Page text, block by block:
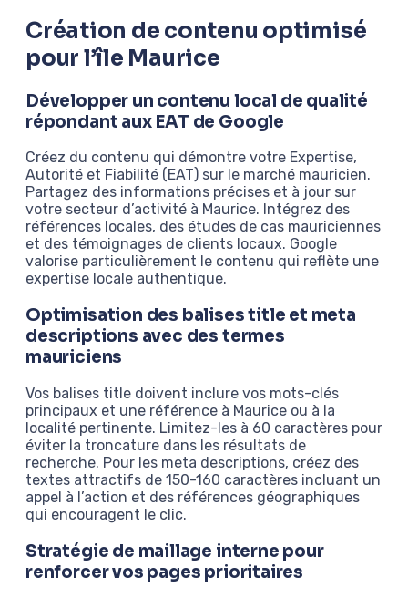
Création de contenu optimisé
pour l’île Maurice
Développer un contenu local de qualité
répondant aux EAT de Google
Créez du contenu qui démontre votre Expertise,
Autorité et Fiabilité (EAT) sur le marché mauricien.
Partagez des informations précises et à jour sur
votre secteur d’activité à Maurice. Intégrez des
références locales, des études de cas mauriciennes
et des témoignages de clients locaux. Google
valorise particulièrement le contenu qui reflète une
expertise locale authentique.
Optimisation des balises title et meta
descriptions avec des termes
mauriciens
Vos balises title doivent inclure vos mots-clés
principaux et une référence à Maurice ou à la
localité pertinente. Limitez-les à 60 caractères pour
éviter la troncature dans les résultats de
recherche. Pour les meta descriptions, créez des
textes attractifs de 150-160 caractères incluant un
appel à l’action et des références géographiques
qui encouragent le clic.
Stratégie de maillage interne pour
renforcer vos pages prioritaires